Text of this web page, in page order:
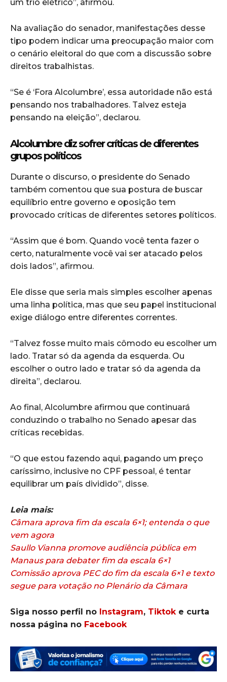
um trio elétrico”, afirmou.
Na avaliação do senador, manifestações desse
tipo podem indicar uma preocupação maior com
o cenário eleitoral do que com a discussão sobre
direitos trabalhistas.
“Se é ‘Fora Alcolumbre’, essa autoridade não está
pensando nos trabalhadores. Talvez esteja
pensando na eleição”, declarou.
Alcolumbre diz sofrer críticas de diferentes
grupos políticos
Durante o discurso, o presidente do Senado
também comentou que sua postura de buscar
equilíbrio entre governo e oposição tem
provocado críticas de diferentes setores políticos.
“Assim que é bom. Quando você tenta fazer o
certo, naturalmente você vai ser atacado pelos
dois lados”, afirmou.
Ele disse que seria mais simples escolher apenas
uma linha política, mas que seu papel institucional
exige diálogo entre diferentes correntes.
“Talvez fosse muito mais cômodo eu escolher um
lado. Tratar só da agenda da esquerda. Ou
escolher o outro lado e tratar só da agenda da
direita”, declarou.
Ao final, Alcolumbre afirmou que continuará
conduzindo o trabalho no Senado apesar das
críticas recebidas.
“O que estou fazendo aqui, pagando um preço
caríssimo, inclusive no CPF pessoal, é tentar
equilibrar um país dividido”, disse.
Leia mais:
Câmara aprova fim da escala 6×1; entenda o que
vem agora
Saullo Vianna promove audiência pública em
Manaus para debater fim da escala 6×1
Comissão aprova PEC do fim da escala 6×1 e texto
segue para votação no Plenário da Câmara
Siga nosso perfil no Instagram, Tiktoke curta
nossa página no Facebook